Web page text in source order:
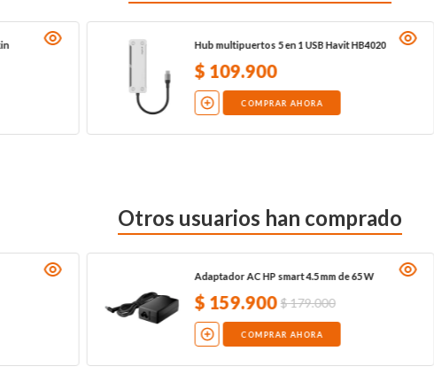
Hub multipuertos 5 en 1 USB Havit HB4020
$ 109.900
COMPRAR AHORA
Otros usuarios han comprado
Adaptador AC HP smart 4.5 mm de 65 W
$ 159.900 $179.000
COMPRAR AHORA